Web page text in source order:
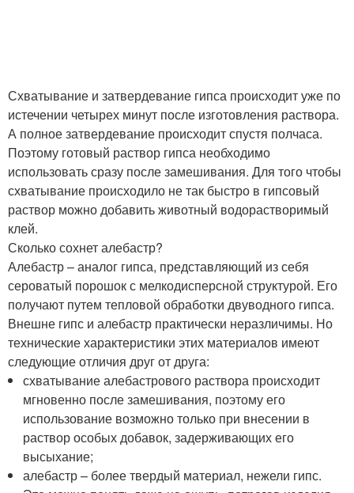
Схватывание и затвердевание гипса происходит уже по
истечении четырех минут после изготовления раствора.
А полное затвердевание происходит спустя полчаса.
Поэтому готовый раствор гипса необходимо
использовать сразу после замешивания. Для того чтобы
схватывание происходило не так быстро в гипсовый
раствор можно добавить животный водорастворимый
клей.
Сколько сохнет алебастр?
Алебастр – аналог гипса, представляющий из себя
сероватый порошок с мелкодисперсной структурой. Его
получают путем тепловой обработки двуводного гипса.
Внешне гипс и алебастр практически неразличимы. Но
технические характеристики этих материалов имеют
следующие отличия друг от друга:
схватывание алебастрового раствора происходит
мгновенно после замешивания, поэтому его
использование возможно только при внесении в
раствор особых добавок, задерживающих его
высыхание;
алебастр – более твердый материал, нежели гипс.